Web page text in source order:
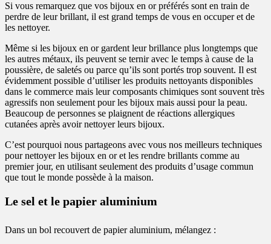
Si vous remarquez que vos bijoux en or préférés sont en train de
perdre de leur brillant, il est grand temps de vous en occuper et de
les nettoyer.
Même si les bijoux en or gardent leur brillance plus longtemps que
les autres métaux, ils peuvent se ternir avec le temps à cause de la
poussière, de saletés ou parce qu’ils sont portés trop souvent. Il est
évidemment possible d’utiliser les produits nettoyants disponibles
dans le commerce mais leur composants chimiques sont souvent très
agressifs non seulement pour les bijoux mais aussi pour la peau.
Beaucoup de personnes se plaignent de réactions allergiques
cutanées après avoir nettoyer leurs bijoux.
C’est pourquoi nous partageons avec vous nos meilleurs techniques
pour nettoyer les bijoux en or et les rendre brillants comme au
premier jour, en utilisant seulement des produits d’usage commun
que tout le monde possède à la maison.
Le sel et le papier aluminium
Dans un bol recouvert de papier aluminium, mélangez :